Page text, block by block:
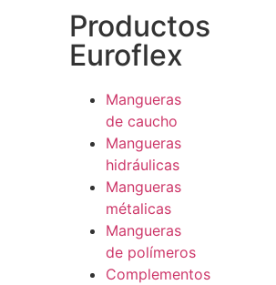
Productos
Euroflex
Mangueras
de caucho
Mangueras
hidráulicas
Mangueras
métalicas
Mangueras
de polímeros
Complementos